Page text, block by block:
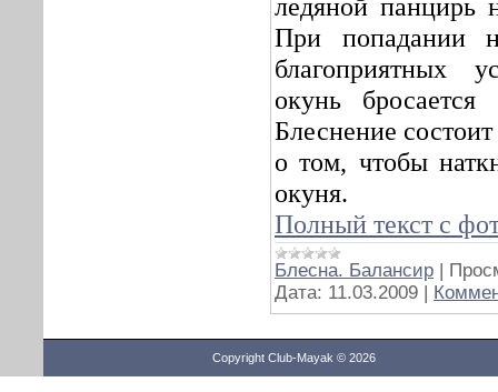
При попадании
благоприятных
окунь
Блеснение
о том, чтобы
окуня.
Полный текст с
Блесна. Балансир |
Дата: 11.03.2009 |
Copyright Club-Mayak © 2026